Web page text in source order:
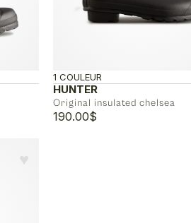
HUNTER
Original insulated chelsea
1 COULEUR
190.00$
♥︎